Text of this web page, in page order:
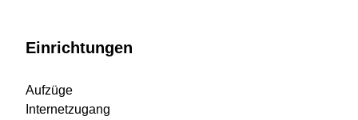
Einrichtungen
Aufzüge
Internetzugang